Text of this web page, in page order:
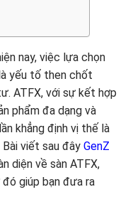
nay, việc lựa chọn
yếu tố then chốt
ATFX, với sự kết hợp
phẩm đa dạng và
khẳng định vị thế là
viết sau đây GenZ
diện về sàn ATFX,
giúp bạn đưa ra